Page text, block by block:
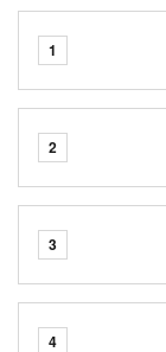
1
2
3
4